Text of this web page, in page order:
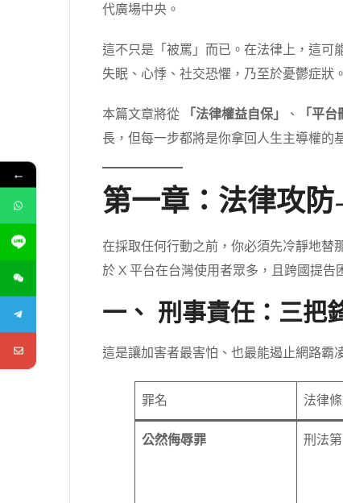
代廣場中央。
這不只是「被罵」而已。在法律上，這可
失眠、心悸、社交恐懼，乃至於憂鬱症狀。
本篇文章將從 「法律權益自保」 、 「平
長，但每一步都將是你拿回人生主導權的
第一章：法律攻
在採取任何行動之前，你必須先冷靜地替
於 X 平台在台灣使用者眾多，且跨國提告
一、 刑事責任：三把
這是讓加害者最害怕、也最能遏止網路霸
罪名 法律
公然侮辱罪 刑法
←